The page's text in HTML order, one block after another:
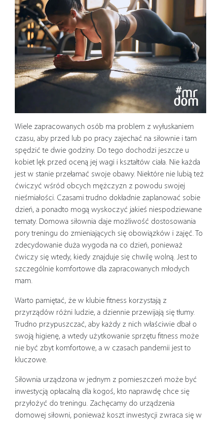
Wiele zapracowanych osób ma problem z wyłuskaniem
czasu, aby przed lub po pracy zajechać na siłownie i tam
spędzić te dwie godziny. Do tego dochodzi jeszcze u
kobiet lęk przed oceną jej wagi i kształtów ciała. Nie każda
jest w stanie przełamać swoje obawy. Niektóre nie lubią też
ćwiczyć wśród obcych mężczyzn z powodu swojej
nieśmiałości. Czasami trudno dokładnie zaplanować sobie
dzień, a ponadto mogą wyskoczyć jakieś niespodziewane
tematy. Domowa siłownia daje możliwość dostosowania
pory treningu do zmieniających się obowiązków i zajęć. To
zdecydowanie duża wygoda na co dzień, ponieważ
ćwiczy się wtedy, kiedy znajduje się chwilę wolną. Jest to
szczególnie komfortowe dla zapracowanych młodych
mam.
Warto pamiętać, że w klubie fitness korzystają z
przyrządów różni ludzie, a dziennie przewijają się tłumy.
Trudno przypuszczać, aby każdy z nich właściwie dbał o
swoją higienę, a wtedy użytkowanie sprzętu fitness może
nie być zbyt komfortowe, a w czasach pandemii jest to
kluczowe.
Siłownia urządzona w jednym z pomieszczeń może być
inwestycją opłacalną dla kogoś, kto naprawdę chce się
przyłożyć do treningu. Zachęcamy do urządzenia
domowej siłowni, ponieważ koszt inwestycji zwraca się w